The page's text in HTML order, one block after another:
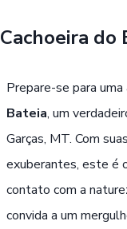
Cachoeira do
Prepare-se para
Bateia, um
Garças, MT. Com
exuberantes, este é
contato com a
convida a um